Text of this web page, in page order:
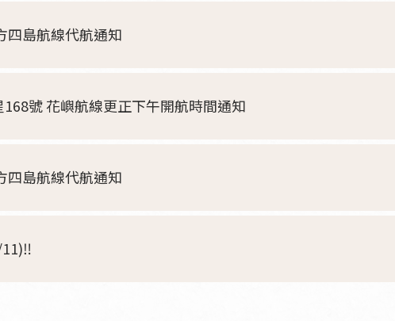
四島航線代航通知
號 花嶼航線更正下午開航時間通知
四島航線代航通知